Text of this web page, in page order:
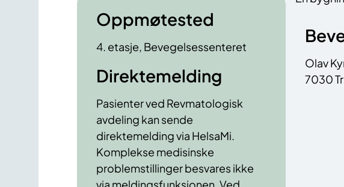
Oppmøtested
4. etasje, Bevegelsessenteret
Direktemelding
Pasienter ved Revmatologisk
avdeling kan sende
direktemelding via HelsaMi.
Komplekse medisinske
problemstillinger besvares ikke
Olav
7030